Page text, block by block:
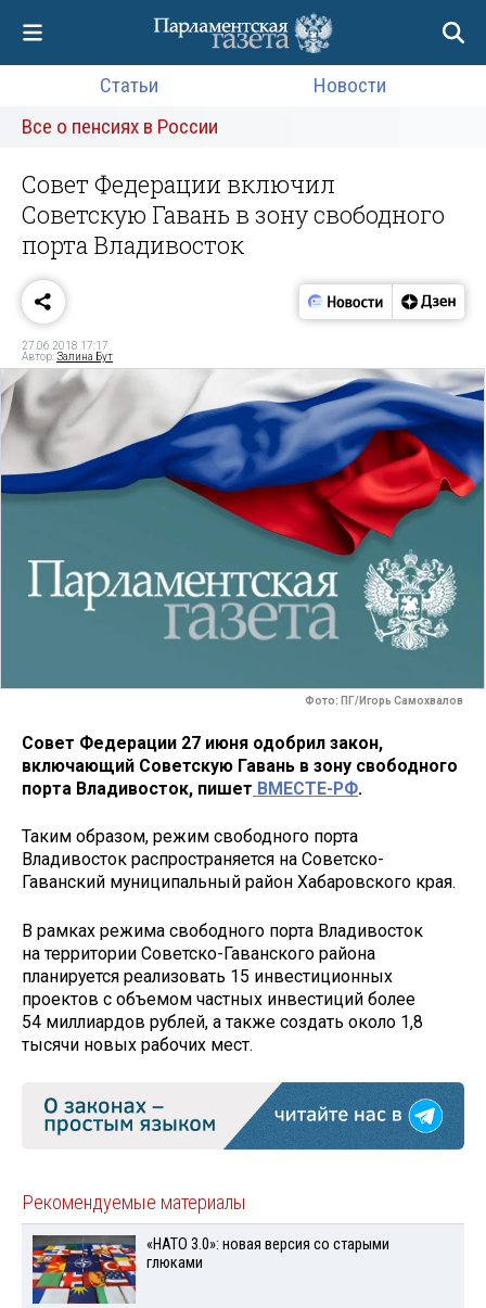
Статьи
Новости
Все о пенсиях в России
Совет Федерации включил
Советскую Гавань в зону свободного
порта Владивосток
27.06.2018 17:17
Автор:Залина Бут
Фото: ПГ/Игорь Самохвалов
Совет Федерации 27 июня одобрил закон,
включающий Советскую Гавань в зону свободного
порта Владивосток, пишет ВМЕСТЕ-РФ.
Таким образом, режим свободного порта
Владивосток распространяется на Советско-
Гаванский муниципальный район Хабаровского края.
В рамках режима свободного порта Владивосток
на территории Советско-Гаванского района
планируется реализовать 15 инвестиционных
проектов с объемом частных инвестиций более
54 миллиардов рублей, а также создать около 1,8
тысячи новых рабочих мест.
Рекомендуемые материалы
«НАТО 3.0»: новая версия со старыми
глюками